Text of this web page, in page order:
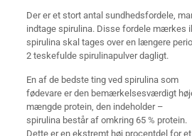
Der er et stort antal sundhedsfordele,
indtage spirulina. Disse fordele mærkes
spirulina skal tages over en længere
2 teskefulde spirulinapulver dagligt.
En af de bedste ting ved spirulina som
fødevare er den bemærkelsesværdigt
mængde protein, den indeholder –
spirulina består af omkring 65 % protein.
Dette er en ekstremt høj procentdel for